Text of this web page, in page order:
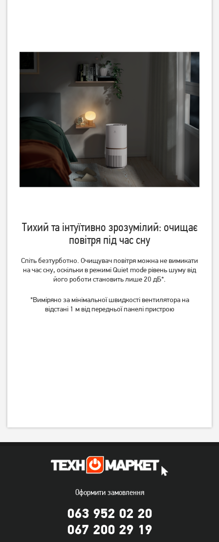
Тихий та інтуїтивно зрозумілий: очищає
повітря під час сну
Спіть безтурботно. Очищувач повітря можна не вимикати
на час сну, оскільки в режимі Quiet mode рівень шуму від
його роботи становить лише 20 дБ*.
*Виміряно за мінімальної швидкості вентилятора на
відстані 1 м від передньої панелі пристрою
Оформити замовлення
063 952 02 20
067 200 29 19